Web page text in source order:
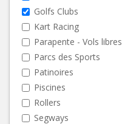
Golfs Clubs
Kart Racing
Parapente - Vols libres
Parcs des Sports
Patinoires
Piscines
Rollers
Segways